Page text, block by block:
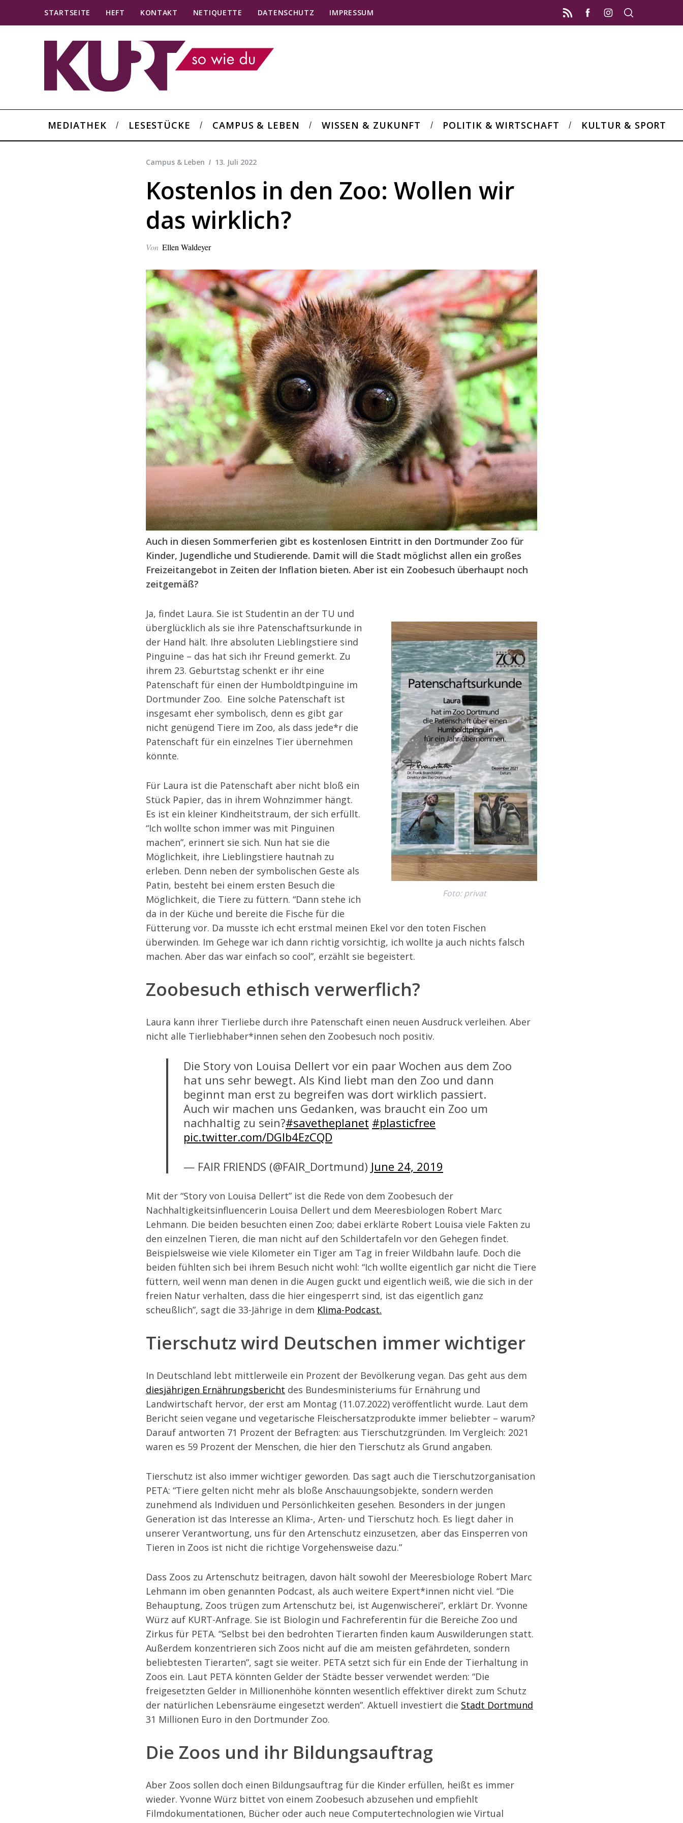
STARTSEITE HEFT KONTAKT NETIQUETTE DATENSCHUTZ IMPRESSUM
MEDIATHEK LESESTÜCKE CAMPUS & LEBEN WISSEN & ZUKUNFT POLITIK & WIRTSCHAFT KULTUR & SPORT
Campus & Leben 13. Juli 2022
Kostenlos in den Zoo: Wollen wir
das wirklich?
Von Ellen Waldeyer
Auch in diesen Sommerferien gibt es kostenlosen Eintritt in den Dortmunder Zoo für
Kinder, Jugendliche und Studierende. Damit will die Stadt möglichst allen ein großes
Freizeitangebot in Zeiten der Inflation bieten. Aber ist ein Zoobesuch überhaupt noch
zeitgemäß?
Foto: privat
Ja, findet Laura. Sie ist Studentin an der TU und
überglücklich als sie ihre Patenschaftsurkunde in
der Hand hält. Ihre absoluten Lieblingstiere sind
Pinguine – das hat sich ihr Freund gemerkt. Zu
ihrem 23. Geburtstag schenkt er ihr eine
Patenschaft für einen der Humboldtpinguine im
Dortmunder Zoo. Eine solche Patenschaft ist
insgesamt eher symbolisch, denn es gibt gar
nicht genügend Tiere im Zoo, als dass jede*r die
Patenschaft für ein einzelnes Tier übernehmen
könnte.
Für Laura ist die Patenschaft aber nicht bloß ein
Stück Papier, das in ihrem Wohnzimmer hängt.
Es ist ein kleiner Kindheitstraum, der sich erfüllt.
“Ich wollte schon immer was mit Pinguinen
machen”, erinnert sie sich. Nun hat sie die
Möglichkeit, ihre Lieblingstiere hautnah zu
erleben. Denn neben der symbolischen Geste als
Patin, besteht bei einem ersten Besuch die
Möglichkeit, die Tiere zu füttern. “Dann stehe ich
da in der Küche und bereite die Fische für die
Fütterung vor. Da musste ich echt erstmal meinen Ekel vor den toten Fischen
überwinden. Im Gehege war ich dann richtig vorsichtig, ich wollte ja auch nichts falsch
machen. Aber das war einfach so cool”, erzählt sie begeistert.
Zoobesuch ethisch verwerflich?
Laura kann ihrer Tierliebe durch ihre Patenschaft einen neuen Ausdruck verleihen. Aber
nicht alle Tierliebhaber*innen sehen den Zoobesuch noch positiv.
Die Story von Louisa Dellert vor ein paar Wochen aus dem Zoo
hat uns sehr bewegt. Als Kind liebt man den Zoo und dann
beginnt man erst zu begreifen was dort wirklich passiert.
Auch wir machen uns Gedanken, was braucht ein Zoo um
nachhaltig zu sein?#savetheplanet #plasticfree
pic.twitter.com/DGlb4EzCQD
— FAIR FRIENDS (@FAIR_Dortmund) June 24, 2019
Mit der “Story von Louisa Dellert” ist die Rede von dem Zoobesuch der
Nachhaltigkeitsinfluencerin Louisa Dellert und dem Meeresbiologen Robert Marc
Lehmann. Die beiden besuchten einen Zoo; dabei erklärte Robert Louisa viele Fakten zu
den einzelnen Tieren, die man nicht auf den Schildertafeln vor den Gehegen findet.
Beispielsweise wie viele Kilometer ein Tiger am Tag in freier Wildbahn laufe. Doch die
beiden fühlten sich bei ihrem Besuch nicht wohl: “Ich wollte eigentlich gar nicht die Tiere
füttern, weil wenn man denen in die Augen guckt und eigentlich weiß, wie die sich in der
freien Natur verhalten, dass die hier eingesperrt sind, ist das eigentlich ganz
scheußlich”, sagt die 33-Jährige in dem Klima-Podcast.
Tierschutz wird Deutschen immer wichtiger
In Deutschland lebt mittlerweile ein Prozent der Bevölkerung vegan. Das geht aus dem
diesjährigen Ernährungsbericht des Bundesministeriums für Ernährung und
Landwirtschaft hervor, der erst am Montag (11.07.2022) veröffentlicht wurde. Laut dem
Bericht seien vegane und vegetarische Fleischersatzprodukte immer beliebter – warum?
Darauf antworten 71 Prozent der Befragten: aus Tierschutzgründen. Im Vergleich: 2021
waren es 59 Prozent der Menschen, die hier den Tierschutz als Grund angaben.
Tierschutz ist also immer wichtiger geworden. Das sagt auch die Tierschutzorganisation
PETA: “Tiere gelten nicht mehr als bloße Anschauungsobjekte, sondern werden
zunehmend als Individuen und Persönlichkeiten gesehen. Besonders in der jungen
Generation ist das Interesse an Klima-, Arten- und Tierschutz hoch. Es liegt daher in
unserer Verantwortung, uns für den Artenschutz einzusetzen, aber das Einsperren von
Tieren in Zoos ist nicht die richtige Vorgehensweise dazu.”
Dass Zoos zu Artenschutz beitragen, davon hält sowohl der Meeresbiologe Robert Marc
Lehmann im oben genannten Podcast, als auch weitere Expert*innen nicht viel. “Die
Behauptung, Zoos trügen zum Artenschutz bei, ist Augenwischerei”, erklärt Dr. Yvonne
Würz auf KURT-Anfrage. Sie ist Biologin und Fachreferentin für die Bereiche Zoo und
Zirkus für PETA. “Selbst bei den bedrohten Tierarten finden kaum Auswilderungen statt.
Außerdem konzentrieren sich Zoos nicht auf die am meisten gefährdeten, sondern
beliebtesten Tierarten”, sagt sie weiter. PETA setzt sich für ein Ende der Tierhaltung in
Zoos ein. Laut PETA könnten Gelder der Städte besser verwendet werden: “Die
freigesetzten Gelder in Millionenhöhe könnten wesentlich effektiver direkt zum Schutz
der natürlichen Lebensräume eingesetzt werden”. Aktuell investiert die Stadt Dortmund
31 Millionen Euro in den Dortmunder Zoo.
Die Zoos und ihr Bildungsauftrag
Aber Zoos sollen doch einen Bildungsauftrag für die Kinder erfüllen, heißt es immer
wieder. Yvonne Würz bittet von einem Zoobesuch abzusehen und empfiehlt
Filmdokumentationen, Bücher oder auch neue Computertechnologien wie Virtual